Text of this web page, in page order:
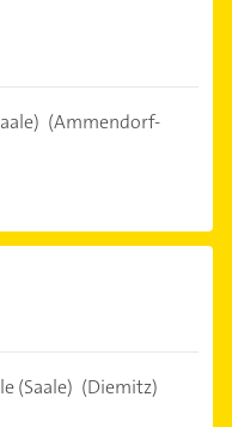
(Ammendorf-
(Saale) (Diemitz)